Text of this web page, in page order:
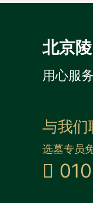
北京
用心服
与我们
选墓专员